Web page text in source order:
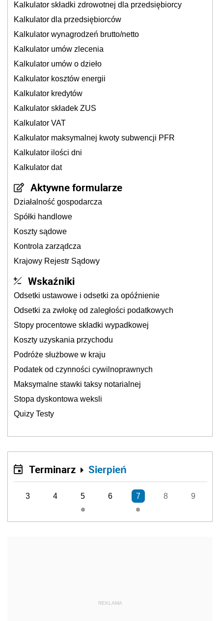
Kalkulator składki zdrowotnej dla przedsiębiorcy
Kalkulator dla przedsiębiorców
Kalkulator wynagrodzeń brutto/netto
Kalkulator umów zlecenia
Kalkulator umów o dzieło
Kalkulator kosztów energii
Kalkulator kredytów
Kalkulator składek ZUS
Kalkulator VAT
Kalkulator maksymalnej kwoty subwencji PFR
Kalkulator ilości dni
Kalkulator dat
Aktywne formularze
Działalność gospodarcza
Spółki handlowe
Koszty sądowe
Kontrola zarządcza
Krajowy Rejestr Sądowy
Wskaźniki
Odsetki ustawowe i odsetki za opóźnienie
Odsetki za zwłokę od zaległości podatkowych
Stopy procentowe składki wypadkowej
Koszty uzyskania przychodu
Podróże służbowe w kraju
Podatek od czynności cywilnoprawnych
Maksymalne stawki taksy notarialnej
Stopa dyskontowa weksli
Quizy Testy
Terminarz Sierpień
3 4 5 6 7 8 9
REKLAMA